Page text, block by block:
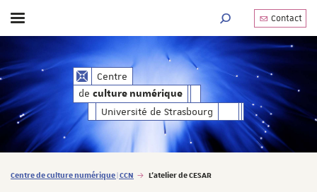
Centrede
culture numérique
de culture numérique
Université de Strasbourg
Afficher / masquer le menu MOTEUR DE
Contact
Vous êtes ici :
Centre de culture numérique | CCN L'atelier de CESAR